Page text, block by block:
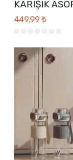
KARIŞIK
449,99 ₺